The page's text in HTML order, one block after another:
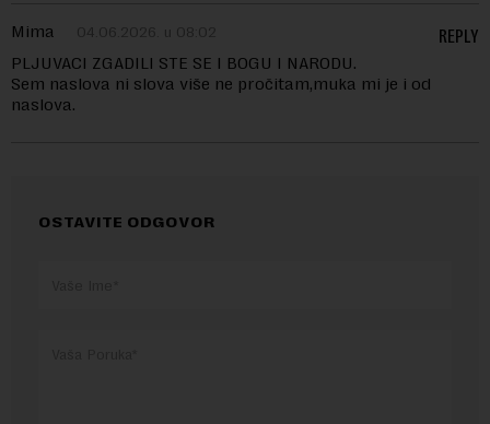
Mima 04.06.2026. u 08:02
PLJUVACI ZGADILI STE SE I BOGU I NARODU.
Sem naslova ni slova više ne pročitam,muka mi je i od
naslova.
REPLY
OSTAVITE ODGOVOR